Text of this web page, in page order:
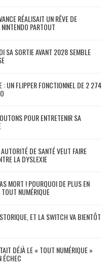
RÉALISAIT UN RÊVE DE
PARTOUT
SA SORTIE AVANT 2028 SEMBLE
: UN FLIPPER FONCTIONNEL DE 2 274
POUR ENTRETENIR SA
DE SANTÉ VEUT FAIRE
LA DYSLEXIE
MORT ! POURQUOI DE PLUS EN
NUMÉRIQUE
ET LA SWITCH VA BIENTÔT
DÉJÀ LE « TOUT NUMÉRIQUE »
ÉCHEC